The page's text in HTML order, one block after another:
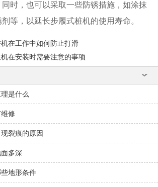
时，也可以采取一些防锈措施，如涂抹
等，以延长步履式桩机的使用寿命。
在工作中如何防止打滑
在安装时需要注意的事项
是什么
修
裂痕的原因
多深
地形条件